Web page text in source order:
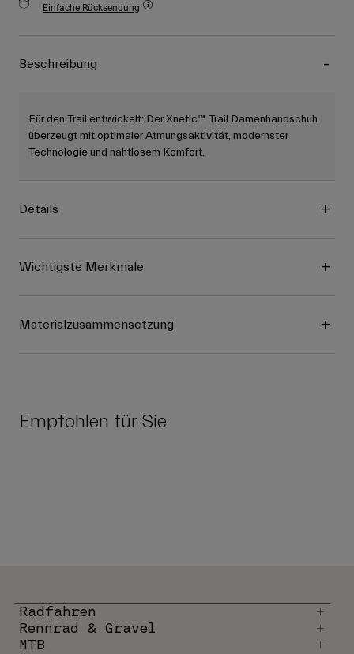
Einfache Rücksendung
Beschreibung
Für den Trail entwickelt: Der Xnetic™ Trail Damenhandschuh
überzeugt mit optimaler Atmungsaktivität, modernster
Technologie und nahtlosem Komfort.
Details
Wichtigste Merkmale
Materialzusammensetzung
Empfohlen für Sie
Radfahren
Rennrad & Gravel
MTB